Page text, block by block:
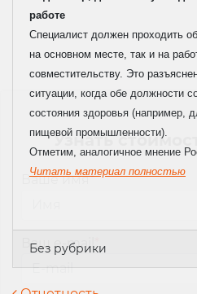
работе
Специалист должен проходить
на основном месте, так и на
совместительству. Это
ситуации, когда обе должности
состояния здоровья (например,
пищевой промышленности).
Отметим, аналогичное мнение
Читать материал полностью
Без рубрики
Узнать
Ваше имя*
Ваш e-mail*